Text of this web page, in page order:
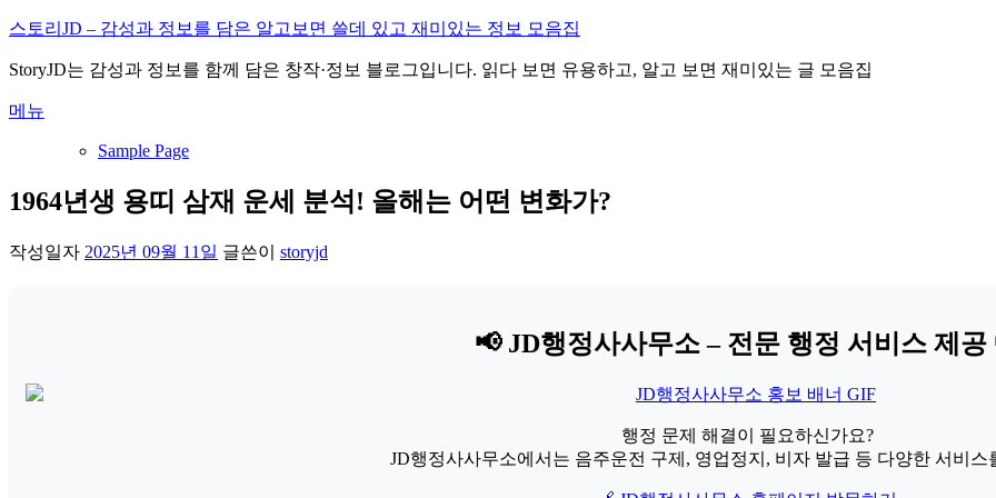
내
으
바
기
스토리JD – 감성과 정보를 담은 알고보면 쓸데 있고 재미있는 정보 모음집
StoryJD는 감성과 정보를 함께 담은 창작·정보 블로그입니다. 읽다 보면 유용하고, 알고 보면 재미있는 글 모음집
메뉴
Sample Page
1964년생 용띠 삼재 운세 분석! 올해는 어떤 변화가?
작성일자 2025년 09월 11일 글쓴이 storyjd
📢 JD행정사사무소 – 전문 행정 서비스 제공
행정 문제 해결이 필요하신가요?
JD행정사사무소에서는 음주운전 구제, 영업정지, 비자 발급 등 다양한 서비스